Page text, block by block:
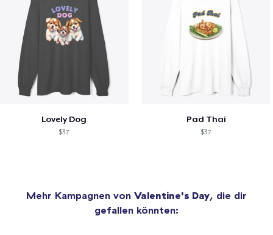
Lovely Dog
$37
Pad Thai
$37
Mehr Kampagnen von Valentine's Day, die dir
gefallen könnten: